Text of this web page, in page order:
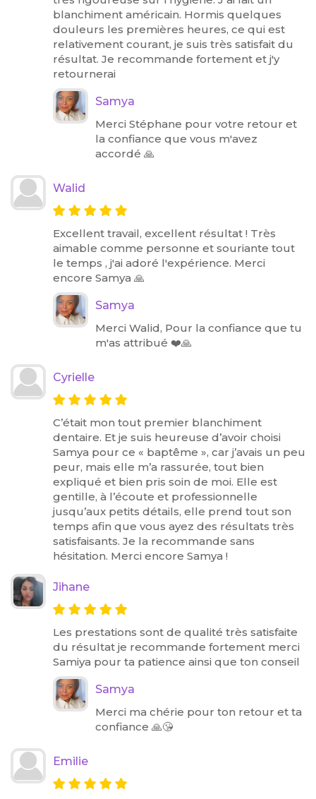
blanchiment américain. Hormis quelques
douleurs les premières heures, ce qui est
relativement courant, je suis très satisfait du
résultat. Je recommande fortement et j'y
retournerai
Samya
Merci Stéphane pour votre retour et
la confiance que vous m'avez
accordé 🙏
Walid
Excellent travail, excellent résultat ! Très
aimable comme personne et souriante tout
le temps , j'ai adoré l'expérience. Merci
encore Samya 🙏
Samya
Merci Walid, Pour la confiance que tu
m'as attribué ❤️🙏
Cyrielle
C’était mon tout premier blanchiment
dentaire. Et je suis heureuse d’avoir choisi
Samya pour ce « baptême », car j’avais un peu
peur, mais elle m’a rassurée, tout bien
expliqué et bien pris soin de moi. Elle est
gentille, à l’écoute et professionnelle
jusqu’aux petits détails, elle prend tout son
temps afin que vous ayez des résultats très
satisfaisants. Je la recommande sans
hésitation. Merci encore Samya !
Jihane
Les prestations sont de qualité très satisfaite
du résultat je recommande fortement merci
Samiya pour ta patience ainsi que ton conseil
Samya
Merci ma chérie pour ton retour et ta
confiance 🙏😘
Emilie